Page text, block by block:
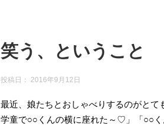
笑う、ということ
投稿日： 2016年9月12日
最近、娘たちとおしゃべりするのがと
学童で○○くんの横に座れた～♡」「○○